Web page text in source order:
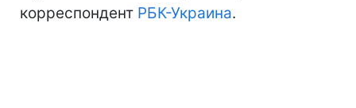
корреспондент РБК-Украина.